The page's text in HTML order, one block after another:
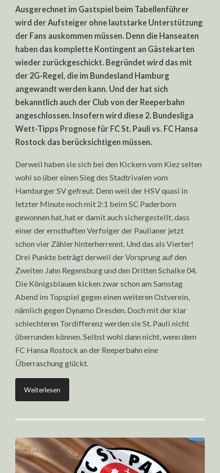
WETT-
PROGNOSE:
ST.
PAULI
VS.
FC
HANSA
Ausgerechnet im Gastspiel beim Tabellenführer
wird der Aufsteiger ohne lautstarke Unterstützung
der Fans auskommen müssen. Denn die Hanseaten
haben das komplette Kontingent an Gästekarten
wieder zurückgeschickt. Begründet wird das mit
der 2G-Regel, die im Bundesland Hamburg
angewandt werden kann. Und der hat sich
bekanntlich auch der Club von der Reeperbahn
angeschlossen. Insofern wird diese 2. Bundesliga
Wett-Tipps Prognose für FC St. Pauli vs. FC Hansa
Rostock das berücksichtigen müssen.
Derweil haben sie sich bei den Kickern vom Kiez selten
wohl so über einen Sieg des Stadtrivalen vom
Hamburger SV gefreut. Denn weil der HSV quasi in
letzter Minute noch mit 2:1 beim SC Paderborn
gewonnen hat, hat er damit auch sichergestellt, dass
einer der ernsthaften Verfolger der Paulianer jetzt
schon vier Zähler hinterherrennt. Und das als Vierter!
Drei Punkte beträgt derweil der Vorsprung auf den
Zweiten Jahn Regensburg und den Dritten Schalke 04.
Die Königsblauen kicken zwar schon am Samstag
Abend im Topspiel gegen einen weiteren Ostverein,
nämlich gegen Dynamo Dresden. Doch mit der klar
schlechteren Tordifferenz werden sie St. Pauli nicht
überrunden können. Selbst wohl dann nicht, wenn dem
FC Hansa Rostock an der Reeperbahn eine
Überraschung glückt.
Weiterlesen